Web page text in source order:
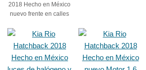
2018 Hecho en México
nuevo frente en calles